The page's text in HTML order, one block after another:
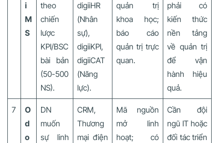
i
M
S
theo
chiến
lược
KPI/BSC
bài bản
(50-500
NS).
digiiHR
(Nhân
sự),
digiiKPI,
digiiCAT
(Năng
lực).
quản trị
khoa học;
báo cáo
quản trị trực
quan.
phải có
kiến thức
nền tảng
về quản trị
để vận
hành hiệu
quả.
7
O
d
o
DN
muốn
sự linh
CRM,
Thương
mại điện
Mã nguồn
mở linh
hoạt; có
Cần đội
ngũ IT hoặc
đối tác triển